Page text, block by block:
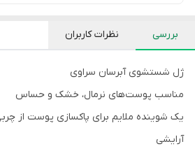
بررسی نظرات کاربران
ژل شستشوی آبرسان سراوی
مناسب پوست‌های نرمال، خشک و حساس
یک شوینده ملایم برای پاکسازی پوست از
آرایشی